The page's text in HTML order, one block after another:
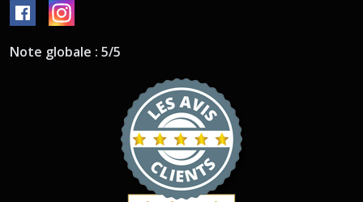
Note globale : 5/5